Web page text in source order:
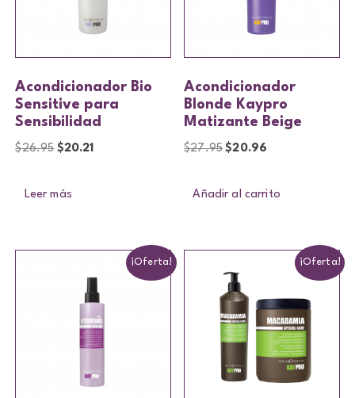
Acondicionador Bio
Sensitive para
Sensibilidad
$26.95 $20.21
Leer más
Acondicionador
Blonde Kaypro
Matizante Beige
$27.95 $20.96
Añadir al carrito
¡Oferta! ¡Oferta!